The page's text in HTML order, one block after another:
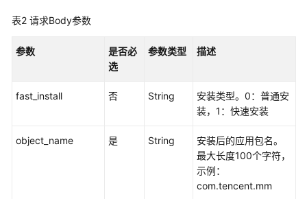
理
购
表2 请求Body参数
参数
是否必
选
参数类型 描述
fast_install 否 String
安装类型。0：普通安
装，1：快速安装
object_name 是 String
安装后的应用包名。
最大长度100个字符，
示例：
com.tencent.mm